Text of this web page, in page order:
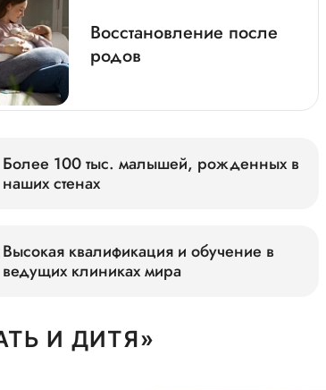
Восстановление после
родов
Более 100 тыс. малышей, рожденных в
наших стенах
Высокая квалификация и обучение в
ведущих клиниках мира
И ДИТЯ»